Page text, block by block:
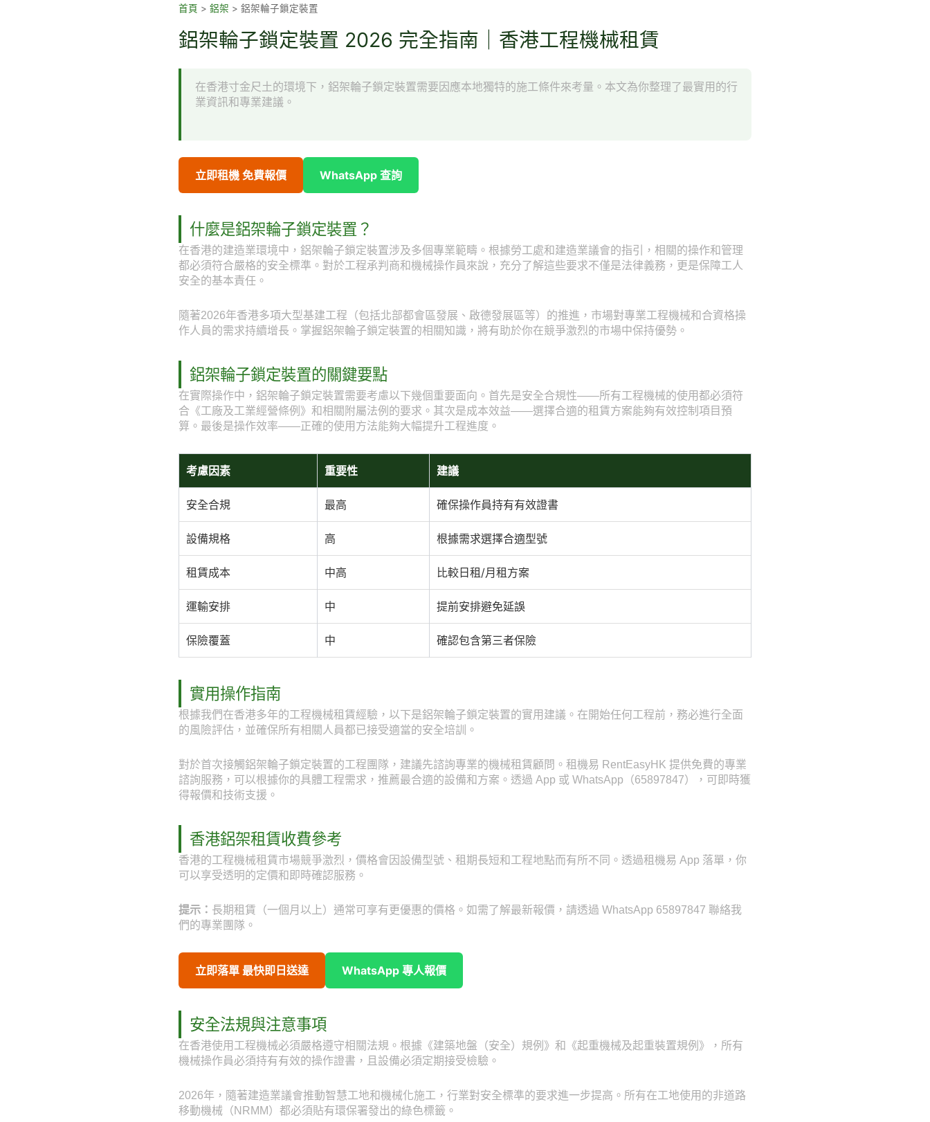
首頁 > 鋁架 > 鋁架輪子鎖定裝置
鋁架輪子鎖定裝置 2026 完全指南｜香港工程機械租賃
在香港寸金尺土的環境下，鋁架輪子鎖定裝置需要因應本地獨特的施工條件來考量。本文為你整理了最實用的行
業資訊和專業建議。
立即租機 免費報價 WhatsApp 查詢
什麼是鋁架輪子鎖定裝置？
在香港的建造業環境中，鋁架輪子鎖定裝置涉及多個專業範疇。根據勞工處和建造業議會的指引，相關的操作和管理
都必須符合嚴格的安全標準。對於工程承判商和機械操作員來說，充分了解這些要求不僅是法律義務，更是保障工人
安全的基本責任。
隨著2026年香港多項大型基建工程（包括北部都會區發展、啟德發展區等）的推進，市場對專業工程機械和合資格操
作人員的需求持續增長。掌握鋁架輪子鎖定裝置的相關知識，將有助於你在競爭激烈的市場中保持優勢。
鋁架輪子鎖定裝置的關鍵要點
在實際操作中，鋁架輪子鎖定裝置需要考慮以下幾個重要面向。首先是安全合規性——所有工程機械的使用都必須符
合《工廠及工業經營條例》和相關附屬法例的要求。其次是成本效益——選擇合適的租賃方案能夠有效控制項目預
算。最後是操作效率——正確的使用方法能夠大幅提升工程進度。
考慮因素 重要性 建議
安全合規 最高 確保操作員持有有效證書
設備規格 高 根據需求選擇合適型號
租賃成本 中高 比較日租/月租方案
運輸安排 中 提前安排避免延誤
保險覆蓋 中 確認包含第三者保險
實用操作指南
根據我們在香港多年的工程機械租賃經驗，以下是鋁架輪子鎖定裝置的實用建議。在開始任何工程前，務必進行全面
的風險評估，並確保所有相關人員都已接受適當的安全培訓。
對於首次接觸鋁架輪子鎖定裝置的工程團隊，建議先諮詢專業的機械租賃顧問。租機易 RentEasyHK 提供免費的專業
諮詢服務，可以根據你的具體工程需求，推薦最合適的設備和方案。透過 App 或 WhatsApp（65897847），可即時獲
得報價和技術支援。
香港鋁架租賃收費參考
香港的工程機械租賃市場競爭激烈，價格會因設備型號、租期長短和工程地點而有所不同。透過租機易 App 落單，你
可以享受透明的定價和即時確認服務。
提示： 長期租賃（一個月以上）通常可享有更優惠的價格。如需了解最新報價，請透過 WhatsApp 65897847 聯絡我
們的專業團隊。
立即落單 最快即日送達 WhatsApp 專人報價
安全法規與注意事項
在香港使用工程機械必須嚴格遵守相關法規。根據《建築地盤（安全）規例》和《起重機械及起重裝置規例》，所有
機械操作員必須持有有效的操作證書，且設備必須定期接受檢驗。
2026年，隨著建造業議會推動智慧工地和機械化施工，行業對安全標準的要求進一步提高。所有在工地使用的非道路
移動機械（NRMM）都必須貼有環保署發出的綠色標籤。